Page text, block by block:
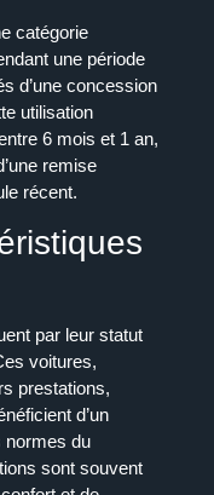
catégorie
une période
d’une concession
utilisation
6 mois et 1 an,
remise
récent.
par leur statut
voitures,
prestations,
d’un
normes du
sont souvent